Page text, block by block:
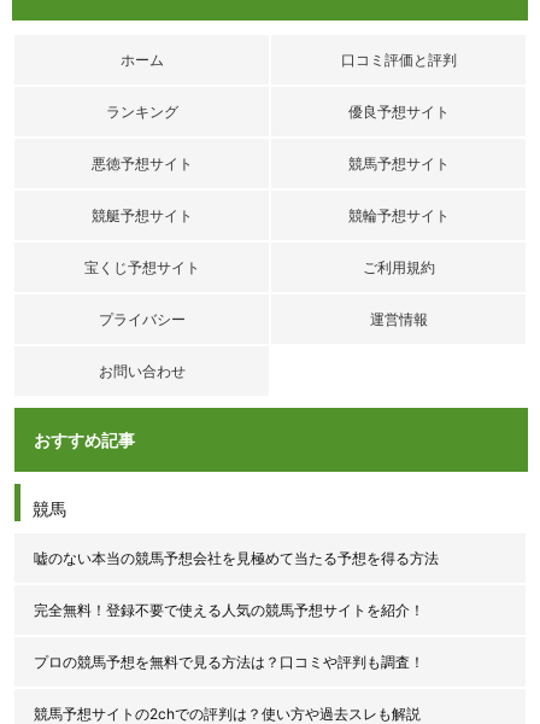
シンクロの口コミ
を確認すると無駄な部分がなく、結果から見て
想は安心感があります。
ホーム 口コミ評価と評判
ランキング 優良予想サイト
悪徳予想サイト 競馬予想サイト
競艇予想サイト 競輪予想サイト
宝くじ予想サイト ご利用規約
プライバシー 運営情報
お問い合わせ
おすすめ記事
競馬
嘘のない本当の競馬予想会社を見極めて当たる予想を得る方法
完全無料！登録不要で使える人気の競馬予想サイトを紹介！
プロの競馬予想を無料で見る方法は？口コミや評判も調査！
競馬予想サイトの2chでの評判は？使い方や過去スレも解説